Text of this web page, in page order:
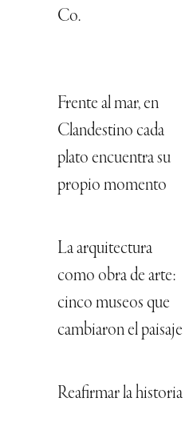
Co.
Frente al mar, en
Clandestino cada
plato encuentra su
propio momento
La arquitectura
como obra de arte:
cinco museos que
cambiaron el paisaje
Reafirmar la historia